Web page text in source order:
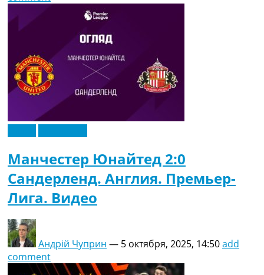
Манчестер Юнайтед 2:0
Сандерленд. Англия. Премьер-
Лига. Видео
Андрій Чуприн — 5 октября, 2025, 14:50add
comment